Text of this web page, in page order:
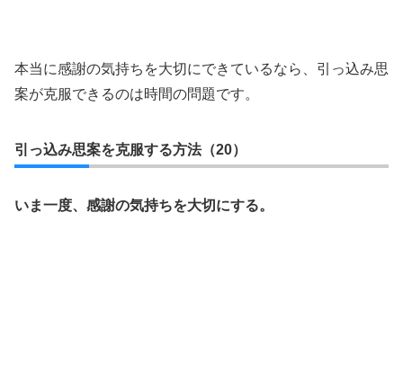
本当に感謝の気持ちを大切にできているなら、引っ込み思
案が克服できるのは時間の問題です。
引っ込み思案を克服する方法（20）
いま一度、感謝の気持ちを大切にする。